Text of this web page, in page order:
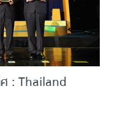
ศ : Thailand